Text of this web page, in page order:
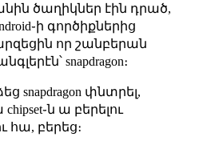
ծաղիկներ էին դրած,
գործիքներից
որ շանբերան
snapdragon։
snapdragon փնտրել,
ա բերելու
հա, բերեց։